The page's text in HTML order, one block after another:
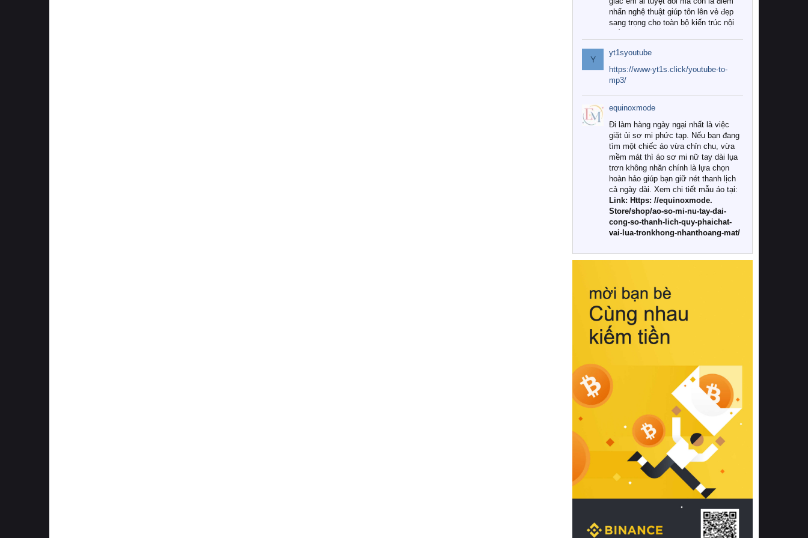
nhấn nghệ thuật giúp tôn lên vẻ đẹp
sang trọng cho toàn bộ kiến trúc nội
Tuy nhiên, giữa thị trường đa dạng
với vô vàn thương hiệu và mẫu mã
như hiện nay, làm thế nào để chọn
được những bộ chăn ga gối đệm cao
cấp thực sự chất lượng, phù hợp với
khí hậu và nhu cầu sử dụng của gia
đình? Hãy cùng chúng tôi đi tìm lời
giải đáp chi tiết qua bài viết dưới đây.
1. Tại sao các gia đình hiện đại lại ưa
chuộng chăn ga gối đệm cao cấp?
Khác với các dòng sản phẩm thông
thường, những bộ chăn ga gối đệm
cao cấp trải qua quy trình sản xuất
nghiêm ngặt từ khâu chọn lọc nguyên
liệu tự nhiên đến công nghệ dệt
nhuộm hiện đại không chứa hóa chất
này, bạn sẽ cảm nhận rõ rệt sự khác
hồi chuẩn xác của phần đệm nâng đỡ
cột sống.
Bên cạnh đó, việc lựa chọn các dòng
sản phẩm đạt chuẩn chất lượng quốc
tế còn giúp ngăn ngừa tình trạng kích
khuẩn và nấm mốc trong điều kiện
thời tiết nóng ẩm. Bạn có thể tìm hiểu
thêm các nghiên cứu khoa học về tác
động của giấc ngủ và môi trường
phòng ngủ đối với sức khỏe con
người tại Sleep Foundation (External
Link) để có cái nhìn toàn diện hơn.
2. Các tiêu chí vàng khi lựa chọn
chăn ga gối đệm cao cấp cho phòng
ngủ
Để sở hữu một bộ chăn ga gối đệm
cao cấp hoàn hảo cả về thẩm mỹ lẫn
công năng, người tiêu dùng cần cân
nhắc kỹ lưỡng các tiêu chí quan trọng
Y
yt1syoutube
https://www-yt1s.click/youtube-to-
mp3/
equinoxmode
Đi làm hàng ngày ngại nhất là việc
giặt ủi sơ mi phức tạp. Nếu bạn đang
tìm một chiếc áo vừa chỉn chu, vừa
mềm mát thì áo sơ mi nữ tay dài lụa
trơn không nhăn chính là lựa chọn
hoàn hảo giúp bạn giữ nét thanh lịch
cả ngày dài. Xem chi tiết mẫu áo tại:
Link: Https: //equinoxmode.
Store/shop/ao-so-mi-nu-tay-dai-
cong-so-thanh-lich-quy-phaichat-
vai-lua-tronkhong-nhanthoang-mat/